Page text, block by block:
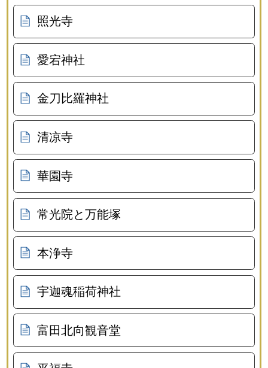
照光寺
愛宕神社
金刀比羅神社
清凉寺
華園寺
常光院と万能塚
本浄寺
宇迦魂稲荷神社
富田北向観音堂